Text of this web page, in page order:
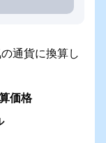
貨に換算し
価格